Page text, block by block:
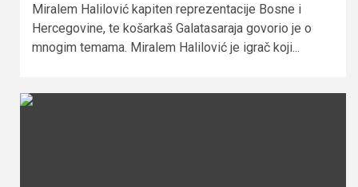
Miralem Halilović kapiten reprezentacije Bosne i
Hercegovine, te košarkaš Galatasaraja govorio je o
mnogim temama. Miralem Halilović je igrač koji...